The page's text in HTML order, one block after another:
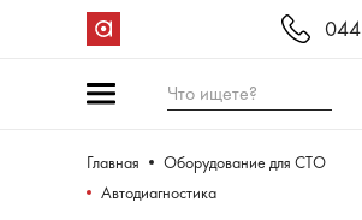
Что ищете?
Главная
Оборудование для СТО
Автодиагностика